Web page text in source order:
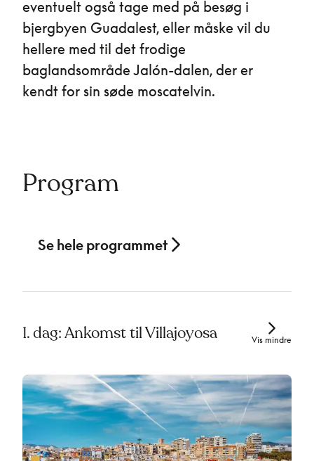
eventuelt også tage med på besøg i
bjergbyen Guadalest, eller måske vil du
hellere med til det frodige
baglandsområde Jalón-dalen, der er
kendt for sin søde moscatelvin.
Program
Se hele programmet
1. dag: Ankomst til Villajoyosa Vis mindre